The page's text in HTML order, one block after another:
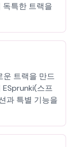
특한 트랙을
운 트랙을 만드
스프
과 특별 기능을